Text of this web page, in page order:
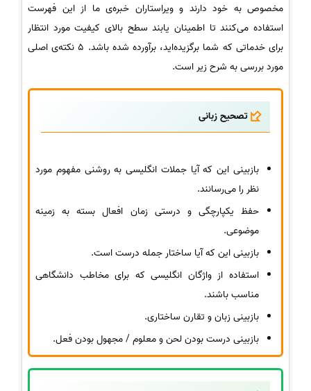
مخصوص به خود دارند و ویراستاران خبره‌ی ما از این فهرست
استفاده می‌کنند تا اطمینان یابند سطح بالای کیفیت مورد انتظار
برای خدماتی که شما برگزیده‌اید، برآورده شده باشد. 5 نکته‌ی اصلی
مورد بررسی به شرح زیر است.
تصحیح زبانی
بازبینی این که آیا جملات انگلیسی به روشنی مفهوم مورد
نظر را می‌رسانند.
حفظ یکپارچگی و درستی زمان افعال بسته به زمینه
موضوعی.
بازبینی این که آیا ساختار جمله درست است.
استفاده از واژگان انگلیسی که برای مخاطب دانشگاهی
مناسب باشند.
بازبینی زبان و تقارن ساختاری.
بازبینی درست بودن لحن و معلوم / مجهول بودن فعل.